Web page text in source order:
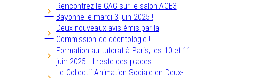
Rencontrez le GAG sur le salon AGE3
Bayonne le mardi 3 juin 2025 !
Deux nouveaux avis émis par la
Commission de déontologie !
Formation au tutorat à Paris, les 10 et 11
juin 2025 : Il reste des places
Le Collectif Animation Sociale en Deux-